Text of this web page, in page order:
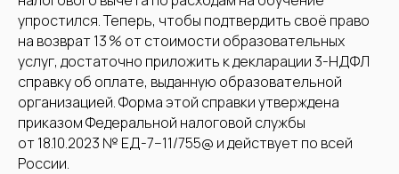
упростился. Теперь, чтобы подтвердить своё право
на возврат 13 % от стоимости образовательных
услуг, достаточно приложить к декларации 3-НДФЛ
справку об оплате, выданную образовательной
организацией. Форма этой справки утверждена
приказом Федеральной налоговой службы
от 18.10.2023 № ЕД-7−11/755@ и действует по всей
России.